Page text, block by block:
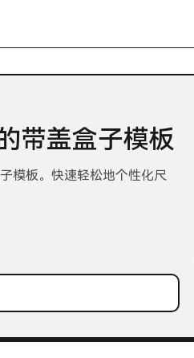
带盖盒子模板
模板。快速轻松地个性化尺